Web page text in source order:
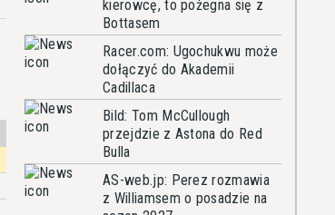
kierowcę, to pożegna się z
Bottasem
Racer.com: Ugochukwu może
dołączyć do Akademii
Cadillaca
Bild: Tom McCullough
przejdzie z Astona do Red
Bulla
AS-web.jp: Perez rozmawia
z Williamsem o posadzie na